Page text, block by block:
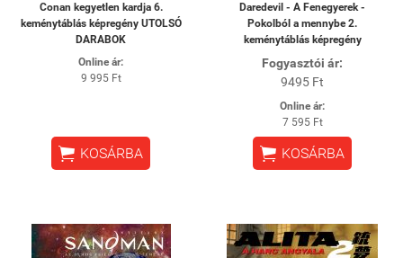
Conan kegyetlen kardja 6.
keménytáblás képregény UTOLSÓ
DARABOK
Online ár:
9 995 Ft
 KOSÁRBA
Daredevil - A Fenegyerek -
Pokolból a mennybe 2.
keménytáblás képregény
Fogyasztói ár:
9495 Ft
Online ár:
7 595 Ft
 KOSÁRBA